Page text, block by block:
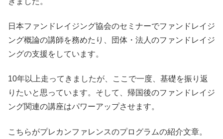
日本ファンドレイジング協会のセミナーでファンドレイジ
ング概論の講師を務めたり、団体・法人のファンドレイジ
ングの支援をしています。
10年以上走ってきましたが、ここで一度、基礎を振り返
りたいと思っています。そして、帰国後のファンドレイジ
ング関連の講座はパワーアップさせます。
こちらがプレカンファレンスのプログラムの紹介文章。